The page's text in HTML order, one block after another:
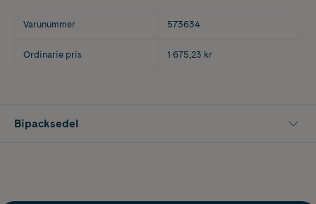
Varunummer 573634
Ordinarie pris 1 675,23 kr
Bipacksedel